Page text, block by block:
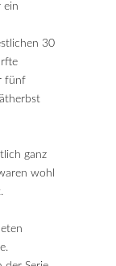
ein
30
fünf
ganz
wohl